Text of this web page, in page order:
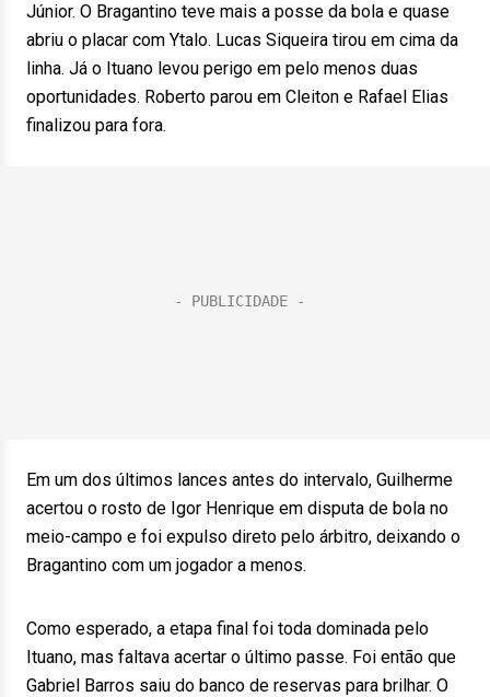
Júnior. O Bragantino teve mais a posse da bola e quase
abriu o placar com Ytalo. Lucas Siqueira tirou em cima da
linha. Já o Ituano levou perigo em pelo menos duas
oportunidades. Roberto parou em Cleiton e Rafael Elias
finalizou para fora.
Em um dos últimos lances antes do intervalo, Guilherme
acertou o rosto de Igor Henrique em disputa de bola no
meio-campo e foi expulso direto pelo árbitro, deixando o
Bragantino com um jogador a menos.
Como esperado, a etapa final foi toda dominada pelo
Ituano, mas faltava acertar o último passe. Foi então que
Gabriel Barros saiu do banco de reservas para brilhar. O